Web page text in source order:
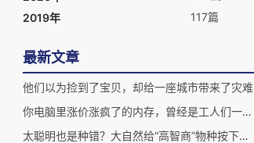
2019年
117篇
最新文章
他们以为捡到了宝贝，却给一座城市带来了灾难
你电脑里涨价涨疯了的内存，曾经是工人们一针一线穿出来的
太聪明也是种错？大自然给“高智商”物种按下了演化减速键